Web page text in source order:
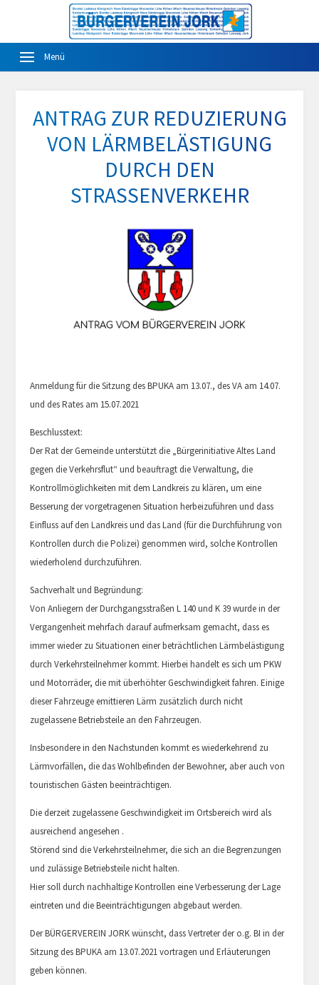
ANTRAG ZUR REDUZIERUNG
VON LÄRMBELÄSTIGUNG
DURCH DEN
STRASSENVERKEHR
Anmeldung für die Sitzung des BPUKA am 13.07., des VA am 14.07.
und des Rates am 15.07.2021
Beschlusstext:
Der Rat der Gemeinde unterstützt die „Bürgerinitiative Altes Land
gegen die Verkehrsflut“ und beauftragt die Verwaltung, die
Kontrollmöglichkeiten mit dem Landkreis zu klären, um eine
Besserung der vorgetragenen Situation herbeizuführen und dass
Einfluss auf den Landkreis und das Land (für die Durchführung von
Kontrollen durch die Polizei) genommen wird, solche Kontrollen
wiederholend durchzuführen.
Sachverhalt und Begründung:
Von Anliegern der Durchgangsstraßen L 140 und K 39 wurde in der
Vergangenheit mehrfach darauf aufmerksam gemacht, dass es
immer wieder zu Situationen einer beträchtlichen Lärmbelästigung
durch Verkehrsteilnehmer kommt. Hierbei handelt es sich um PKW
und Motorräder, die mit überhöhter Geschwindigkeit fahren. Einige
dieser Fahrzeuge emittieren Lärm zusätzlich durch nicht
zugelassene Betriebsteile an den Fahrzeugen.
Insbesondere in den Nachstunden kommt es wiederkehrend zu
Lärmvorfällen, die das Wohlbefinden der Bewohner, aber auch von
touristischen Gästen beeinträchtigen.
Die derzeit zugelassene Geschwindigkeit im Ortsbereich wird als
ausreichend angesehen .
Störend sind die Verkehrsteilnehmer, die sich an die Begrenzungen
und zulässige Betriebsteile nicht halten.
Hier soll durch nachhaltige Kontrollen eine Verbesserung der Lage
eintreten und die Beeinträchtigungen abgebaut werden.
Der BÜRGERVEREIN JORK wünscht, dass Vertreter der o.g. BI in der
Sitzung des BPUKA am 13.07.2021 vortragen und Erläuterungen
geben können.